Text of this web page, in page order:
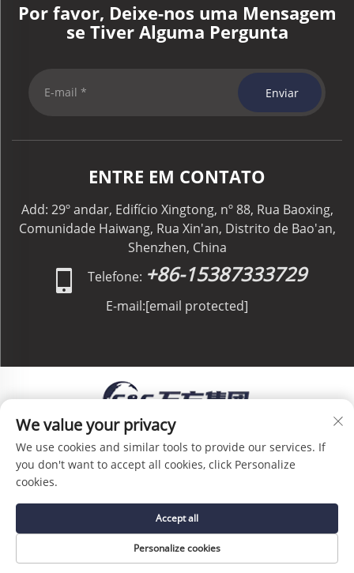
Por favor, Deixe-nos uma Mensagem
se Tiver Alguma Pergunta
Enviar
ENTRE EM CONTATO
Add: 29º andar, Edifício Xingtong, nº 88, Rua Baoxing,
Comunidade Haiwang, Rua Xin'an, Distrito de Bao'an,
Shenzhen, China
Telefone: +86-15387333729
E-mail:[email protected]
Direitos Autorais © C&C GLOBAL Logistics Co.,
Limited Todos os Direitos Reservados - Política de
Privacidade
PÁGINA INICIAL SERVIÇO E-MAIL TEL
We value your privacy
We use cookies and similar tools to provide our services. If
you don't want to accept all cookies, click Personalize
cookies.
Personalize cookies
Accept all